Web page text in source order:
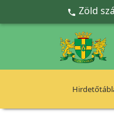
Ugrás a fő tartalomra
 Zöld